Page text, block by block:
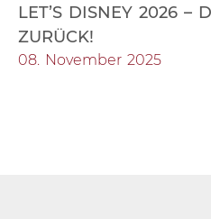
LET’S DISNEY 2026 –
ZURÜCK!
08. November 2025